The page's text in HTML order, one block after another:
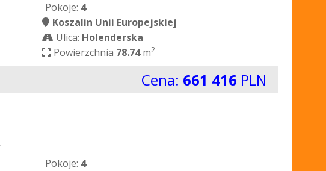
Pokoje: 4
Koszalin Unii Europejskiej
Ulica: Holenderska
Powierzchnia 78.74m2
Cena: 661 416 PLN
Pokoje: 4